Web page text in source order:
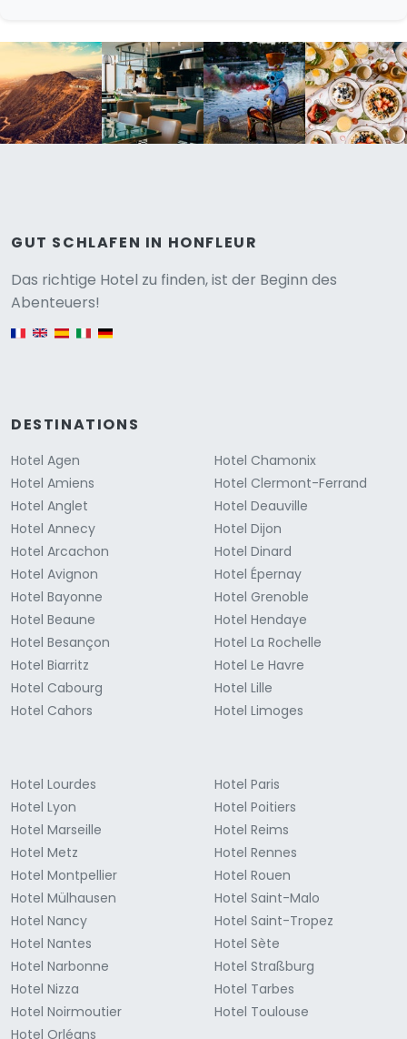
GUT SCHLAFEN IN HONFLEUR
Das richtige Hotel zu finden, ist der Beginn des
Abenteuers!
DESTINATIONS
Hotel Agen
Hotel Amiens
Hotel Anglet
Hotel Annecy
Hotel Arcachon
Hotel Avignon
Hotel Bayonne
Hotel Beaune
Hotel Besançon
Hotel Biarritz
Hotel Cabourg
Hotel Cahors
Hotel Chamonix
Hotel Clermont-Ferrand
Hotel Deauville
Hotel Dijon
Hotel Dinard
Hotel Épernay
Hotel Grenoble
Hotel Hendaye
Hotel La Rochelle
Hotel Le Havre
Hotel Lille
Hotel Limoges
Hotel Lourdes
Hotel Lyon
Hotel Marseille
Hotel Metz
Hotel Montpellier
Hotel Mülhausen
Hotel Nancy
Hotel Nantes
Hotel Narbonne
Hotel Nizza
Hotel Noirmoutier
Hotel Orléans
Hotel Paris
Hotel Poitiers
Hotel Reims
Hotel Rennes
Hotel Rouen
Hotel Saint-Malo
Hotel Saint-Tropez
Hotel Sète
Hotel Straßburg
Hotel Tarbes
Hotel Toulouse